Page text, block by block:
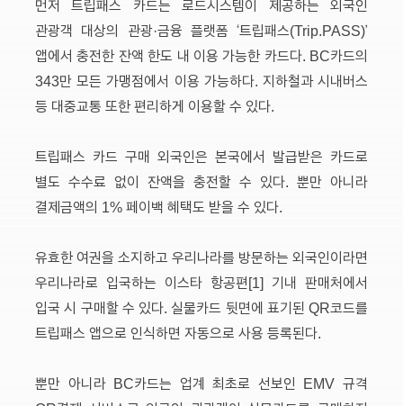
먼저 트립패스 카드는 로드시스템이 제공하는 외국인
관광객 대상의 관광·금융 플랫폼 ‘트립패스(Trip.PASS)’
앱에서 충전한 잔액 한도 내 이용 가능한 카드다. BC카드의
343만 모든 가맹점에서 이용 가능하다. 지하철과 시내버스
등 대중교통 또한 편리하게 이용할 수 있다.
트립패스 카드 구매 외국인은 본국에서 발급받은 카드로
별도 수수료 없이 잔액을 충전할 수 있다. 뿐만 아니라
결제금액의 1% 페이백 혜택도 받을 수 있다.
유효한 여권을 소지하고 우리나라를 방문하는 외국인이라면
우리나라로 입국하는 이스타 항공편[1] 기내 판매처에서
입국 시 구매할 수 있다. 실물카드 뒷면에 표기된 QR코드를
트립패스 앱으로 인식하면 자동으로 사용 등록된다.
뿐만 아니라 BC카드는 업계 최초로 선보인 EMV 규격